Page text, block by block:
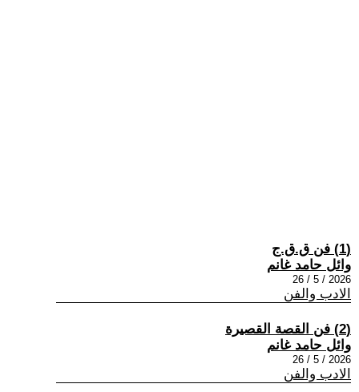
(1) فن ق.ق.ج
وائل حامد غانم
2026 / 5 / 26
الادب والفن
(2) فن القصة القصيرة
وائل حامد غانم
2026 / 5 / 26
الادب والفن